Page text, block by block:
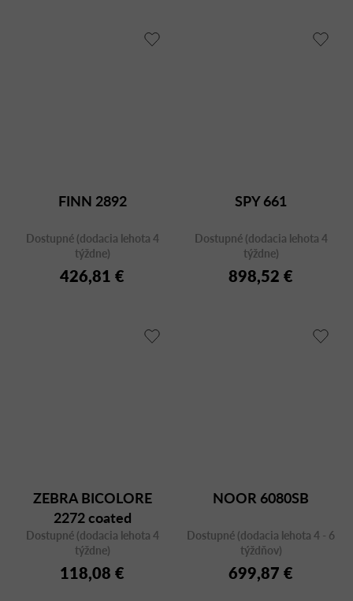
FINN 2892
Dostupné (dodacia lehota 4
týždne)
426,81 €
SPY 661
Dostupné (dodacia lehota 4
týždne)
898,52 €
ZEBRA BICOLORE
2272 coated
Dostupné (dodacia lehota 4
týždne)
118,08 €
NOOR 6080SB
Dostupné (dodacia lehota 4 - 6
týždňov)
699,87 €